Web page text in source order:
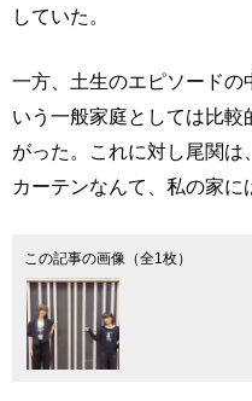
していた。
一方、土生のエピソードの
いう一般家庭としては比
がった。これに対し尾関は
カーテンなんて、私の家に
この記事の画像（全1枚）